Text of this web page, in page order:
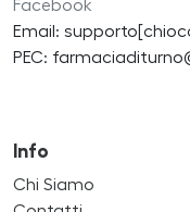
Facebook
Email:
PEC:
Info
Chi Siamo